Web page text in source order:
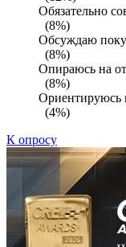
Обязательно
(8%)
Обсуждаю
(8%)
Опираюсь на
(8%)
Ориентируюсь
(4%)
К опросу